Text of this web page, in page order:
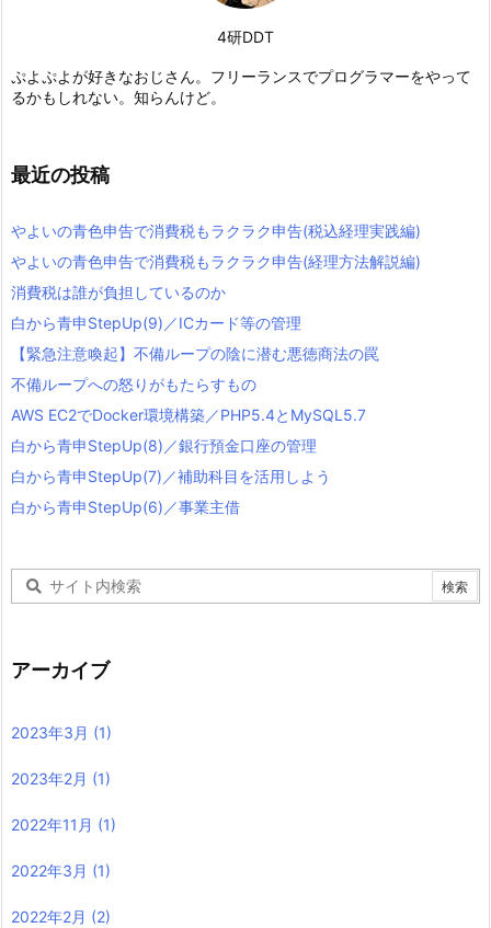
4研DDT
ぷよぷよが好きなおじさん。フリーランスでプログラマーをやって
るかもしれない。知らんけど。
最近の投稿
やよいの青色申告で消費税もラクラク申告(税込経理実践編)
やよいの青色申告で消費税もラクラク申告(経理方法解説編)
消費税は誰が負担しているのか
白から青申StepUp(9)／ICカード等の管理
【緊急注意喚起】不備ループの陰に潜む悪徳商法の罠
不備ループへの怒りがもたらすもの
AWS EC2でDocker環境構築／PHP5.4とMySQL5.7
白から青申StepUp(8)／銀行預金口座の管理
白から青申StepUp(7)／補助科目を活用しよう
白から青申StepUp(6)／事業主借
アーカイブ
2023年3月 (1)
2023年2月 (1)
2022年11月 (1)
2022年3月 (1)
2022年2月 (2)